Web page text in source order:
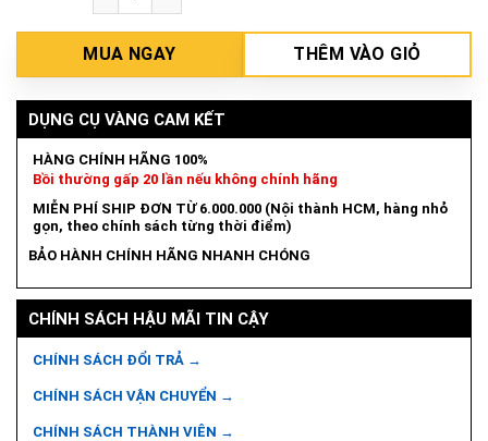
MUA NGAY THÊM VÀO GIỎ
DỤNG CỤ VÀNG CAM KẾT
HÀNG CHÍNH HÃNG 100%
Bồi thường gấp 20 lần nếu không chính hãng
MIỄN PHÍ SHIP ĐƠN TỪ 6.000.000 (Nội thành HCM, hàng nhỏ
gọn, theo chính sách từng thời điểm)
BẢO HÀNH CHÍNH HÃNG NHANH CHÓNG
CHÍNH SÁCH HẬU MÃI TIN CẬY
CHÍNH SÁCH ĐỔI TRẢ →
CHÍNH SÁCH VẬN CHUYỂN →
CHÍNH SÁCH THÀNH VIÊN →